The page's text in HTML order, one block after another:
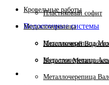
Кровельные работы
Металлочерепица
Металлочерепица
Металлочерепица
Металлочерепица
Пластиковый софит
Водосточные системы
Пластиковый
Водосток